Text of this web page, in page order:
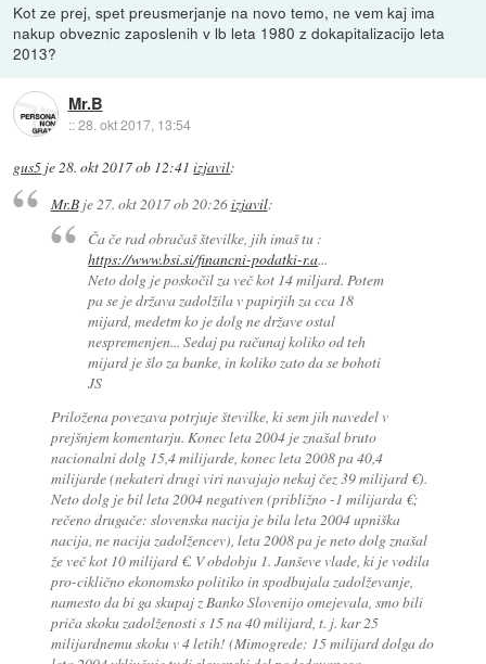
Kot ze prej, spet preusmerjanje na novo temo, ne vem kaj ima
nakup obveznic zaposlenih v lb leta 1980 z dokapitalizacijo leta
2013?
Mr.B
::28. okt 2017, 13:54
gus5 je28. okt 2017 ob 12:41 izjavil:
Mr.Bje 27. okt 2017 ob 20:26izjavil:
Ča če rad obračaš številke, jih imaš tu :
https://www.bsi.si/financni-podatki-r.a...
Neto dolg je poskočil za več kot 14 miljard. Potem
pa se je država zadolžila v papirjih za cca 18
mijard, medetm ko je dolg ne države ostal
nespremenjen... Sedaj pa računaj koliko od teh
mijard je šlo za banke, in koliko zato da se bohoti
JS
Priložena povezava potrjuje številke, ki sem jih navedel v
prejšnjem komentarju. Konec leta 2004 je znašal bruto
nacionalni dolg 15,4 milijarde, konec leta 2008 pa 40,4
milijarde (nekateri drugi viri navajajo nekaj čez 39 milijard €).
Neto dolg je bil leta 2004 negativen (približno -1 milijarda €;
rečeno drugače: slovenska nacija je bila leta 2004 upniška
nacija, ne nacija zadolžencev), leta 2008 pa je neto dolg znašal
že več kot 10 milijard €. V obdobju 1. Janševe vlade, ki je vodila
pro-ciklično ekonomsko politiko in spodbujala zadolževanje,
namesto da bi ga skupaj z Banko Slovenijo omejevala, smo bili
priča skoku zadolženosti s 15 na 40 milijard, t. j. kar 25
milijardnemu skoku v 4 letih! (Mimogrede: 15 milijard dolga do